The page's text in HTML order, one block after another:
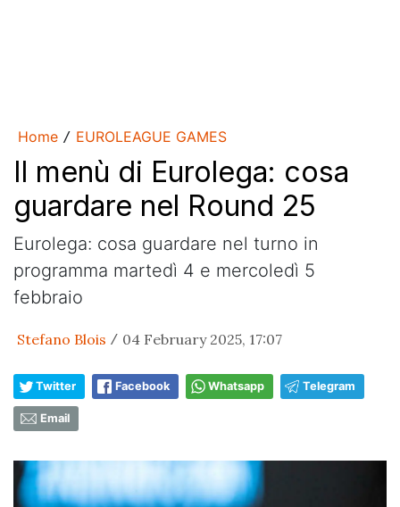
Home / EUROLEAGUE GAMES
Il menù di Eurolega: cosa
guardare nel Round 25
Eurolega: cosa guardare nel turno in
programma martedì 4 e mercoledì 5
febbraio
Stefano Blois / 04 February 2025, 17:07
Twitter Facebook Whatsapp Telegram
Email